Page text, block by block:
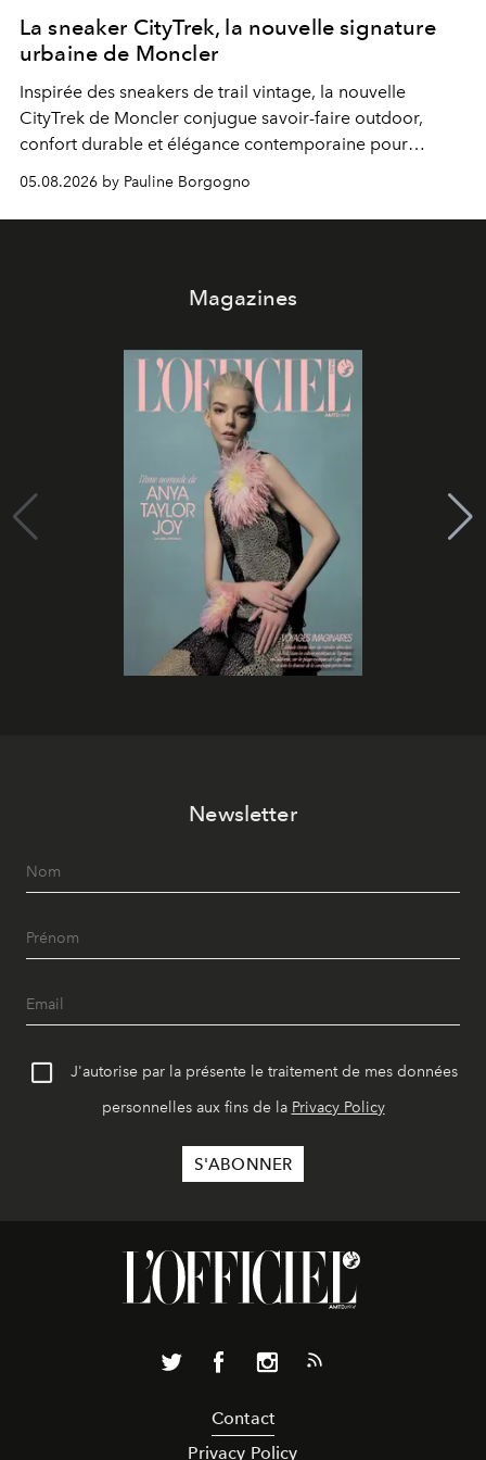
La sneaker CityTrek, la nouvelle signature
urbaine de Moncler
Inspirée des sneakers de trail vintage, la nouvelle
CityTrek de Moncler conjugue savoir-faire outdoor,
confort durable et élégance contemporaine pour
accompagner les explorations du quotidien.
05.08.2026 by Pauline Borgogno
Magazines
Newsletter
J'autorise par la présente le traitement de mes données
personnelles aux fins de la Privacy Policy
Contact
Privacy Policy